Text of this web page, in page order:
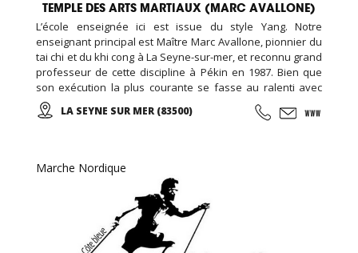
TEMPLE DES ARTS MARTIAUX (MARC AVALLONE)
L’école enseignée ici est issue du style Yang. Notre
enseignant principal est Maître Marc Avallone, pionnier du
tai chi et du khi cong à La Seyne-sur-mer, et reconnu grand
professeur de cette discipline à Pékin en 1987. Bien que
son exécution la plus courante se fasse au ralenti avec
des mouvements doux et unis entre eux, le thai cuc quyen
(taichi) peut s’exécuter de bien des manières différentes,
LA SEYNE SUR MER (83500)
Marche Nordique